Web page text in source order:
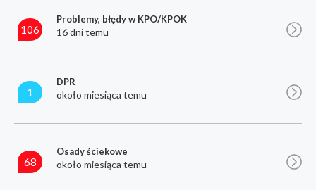
106
Problemy, błędy w KPO/KPOK
16 dni temu
1
DPR
około miesiąca temu
68
Osady ściekowe
około miesiąca temu